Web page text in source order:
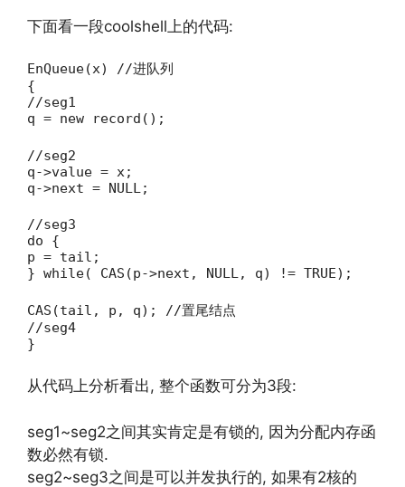
下面看一段coolshell上的代码:
EnQueue(x) //进队列
{
//seg1
q = new record();
//seg2
q->value = x;
q->next = NULL;
//seg3
do {
p = tail;
} while( CAS(p->next, NULL, q) != TRUE);
CAS(tail, p, q); //置尾结点
//seg4
}
从代码上分析看出, 整个函数可分为3段:
seg1~seg2之间其实肯定是有锁的, 因为分配内存函
数必然有锁.
seg2~seg3之间是可以并发执行的, 如果有2核的